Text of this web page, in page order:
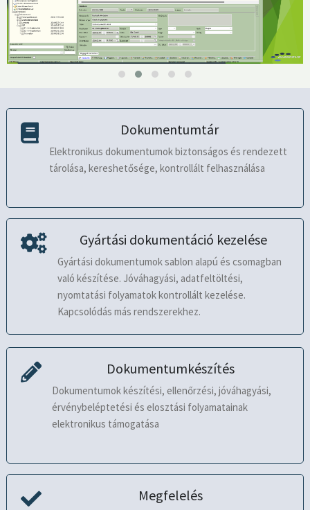
Dokumentumtár
Elektronikus dokumentumok biztonságos és rendezett
tárolása, kereshetősége, kontrollált felhasználása
Gyártási dokumentáció kezelése
Gyártási dokumentumok sablon alapú és csomagban
való készítése. Jóváhagyási, adatfeltöltési,
nyomtatási folyamatok kontrollált kezelése.
Kapcsolódás más rendszerekhez.
Dokumentumkészítés
Dokumentumok készítési, ellenőrzési, jóváhagyási,
érvénybeléptetési és elosztási folyamatainak
elektronikus támogatása
Megfelelés